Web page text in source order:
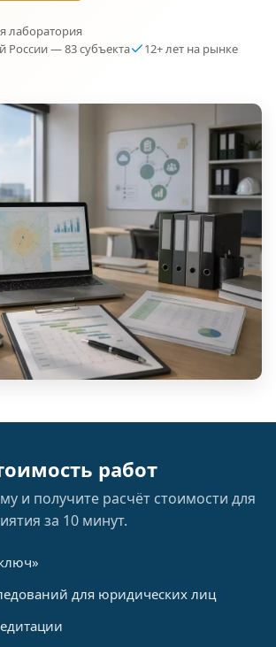
лаборатория
России — 83 субъекта
12+ лет на рынке
работ
и получите расчёт стоимости для
за 10 минут.
для юридических лиц